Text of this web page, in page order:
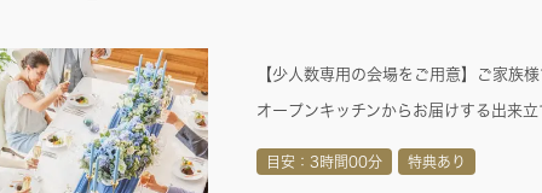
【少人数専用の会場をご用意】ご家族
オープンキッチンからお届けする出来
目安：3時間00分 特典あり